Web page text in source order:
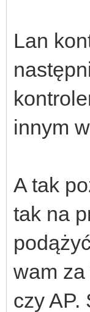
Lan
innym
A tak
tak na
wam
czy AP.